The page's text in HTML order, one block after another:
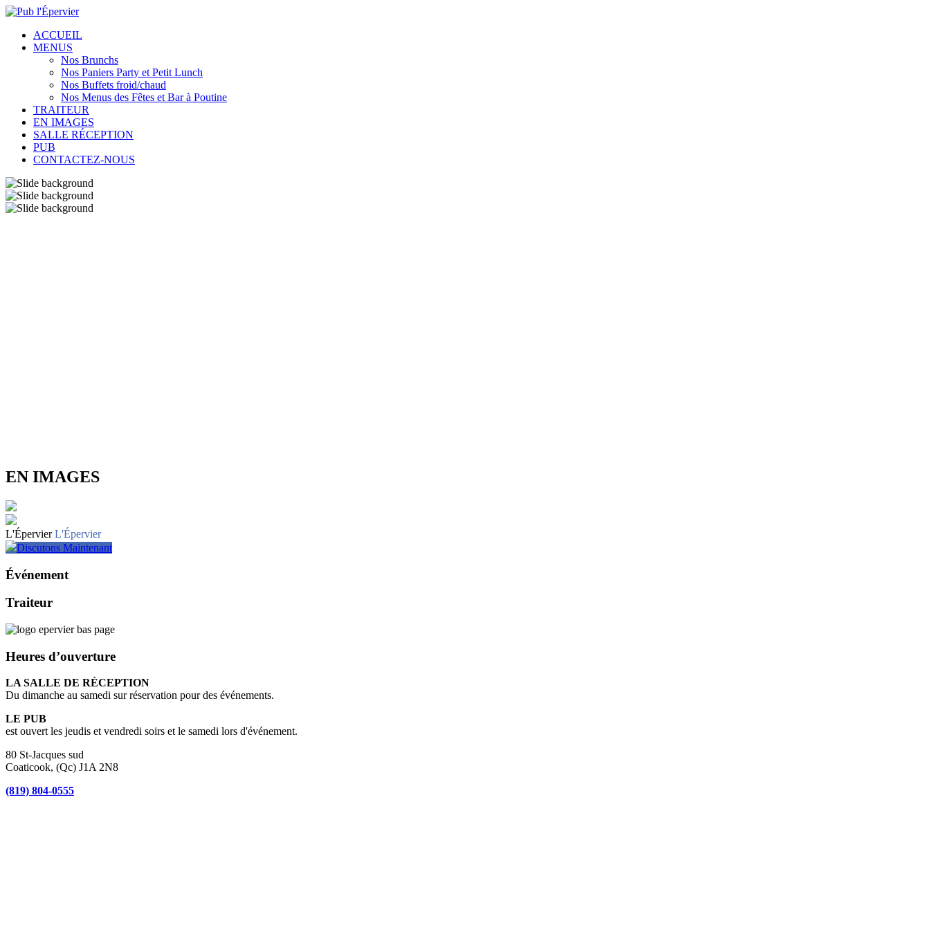
ACCUEIL
MENUS
Nos Brunchs
Nos Paniers Party et Petit Lunch
Nos Buffets froid/chaud
Nos Menus des Fêtes et Bar à Poutine
TRAITEUR
EN IMAGES
SALLE RÉCEPTION
PUB
CONTACTEZ-NOUS
EN IMAGES
L'Épervier L'Épervier
Discutons Maintenant
Événement
Traiteur
Heures d’ouverture
LA SALLE DE RÉCEPTION
Du dimanche au samedi sur réservation pour des événements.
LE PUB
est ouvert les jeudis et vendredi soirs et le samedi lors d'événement.
80 St-Jacques sud
Coaticook, (Qc) J1A 2N8
(819) 804-0555